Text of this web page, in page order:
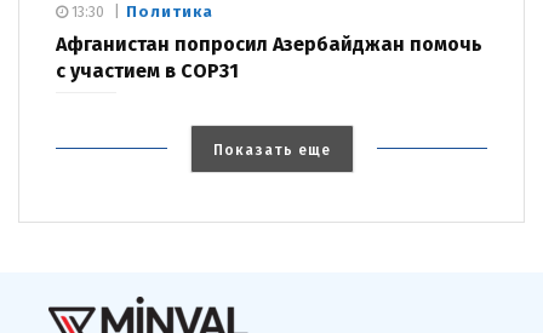
Политика
Афганистан попросил Азербайджан помочь
с участием в COP31
13:30
Показать еще